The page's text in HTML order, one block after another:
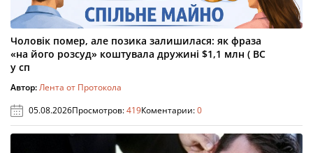
Чоловік помер, але позика залишилася: як фраза
«на його розсуд» коштувала дружині $1,1 млн ( ВС
у сп
Автор:Лента от Протокола
05.08.2026Просмотров:419Коментарии:0